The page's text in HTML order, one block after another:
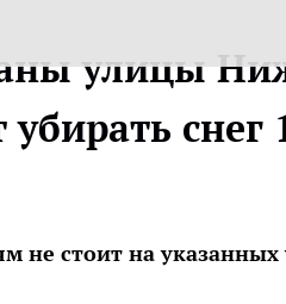
улицы
убирать снег
не стоит на